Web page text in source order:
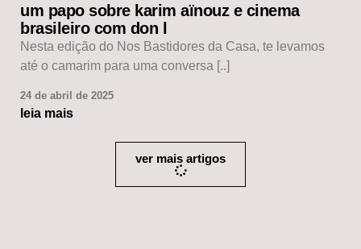
um papo sobre karim aïnouz e cinema
brasileiro com don l
Nesta edição do Nos Bastidores da Casa, te levamos
até o camarim para uma conversa [..]
24 de abril de 2025
leia mais
ver mais artigos